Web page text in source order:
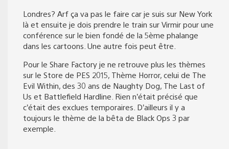
Londres? Arf ça va pas le faire car je suis sur New York
là et ensuite je dois prendre le train sur Virmir pour une
conférence sur le bien fondé de la 5ème phalange
dans les cartoons. Une autre fois peut être.
Pour le Share Factory je ne retrouve plus les thèmes
sur le Store de PES 2015, Thème Horror, celui de The
Evil Within, des 30 ans de Naughty Dog, The Last of
Us et Battlefield Hardline. Rien n’était précisé que
c’était des exclues temporaires. D’ailleurs il y a
toujours le thème de la bêta de Black Ops 3 par
exemple.